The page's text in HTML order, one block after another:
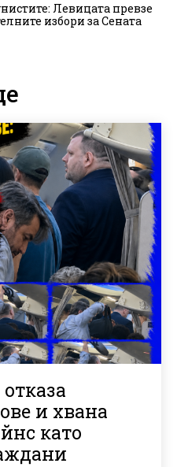
Левицата превзе
избори за Сената
и хвана
като